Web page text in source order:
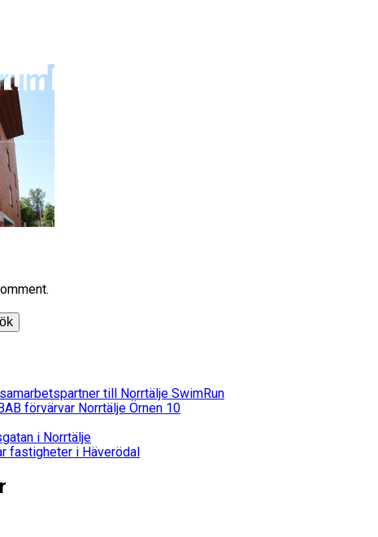
till Norrtälje SwimRun
förvärvar Norrtälje Örnen 10
i Norrtälje
fastigheter i Häverödal